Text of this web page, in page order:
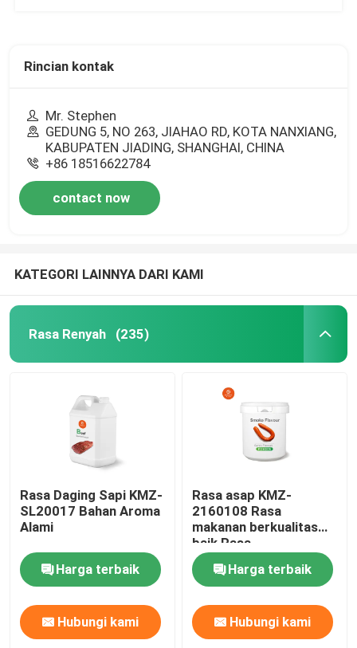
Rincian kontak
Mr. Stephen
GEDUNG 5, NO 263, JIAHAO RD, KOTA NANXIANG,
KABUPATEN JIADING, SHANGHAI, CHINA
+86 18516622784
contact now
KATEGORI LAINNYA DARI KAMI
Rasa Renyah (235)
Rasa Daging Sapi KMZ-
SL20017 Bahan Aroma
Alami
Harga terbaik
Hubungi kami
Rasa asap KMZ-
2160108 Rasa
makanan berkualitas
baik Rasa
Harga terbaik
Hubungi kami